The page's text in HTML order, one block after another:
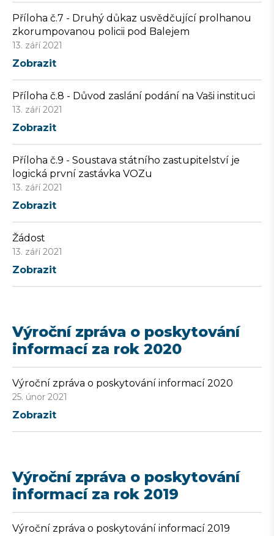
Příloha č.7 - Druhý důkaz usvědčující prolhanou
zkorumpovanou policii pod Balejem
13. září 2021
Zobrazit
Příloha č.8 - Důvod zaslání podání na Vaši instituci
13. září 2021
Zobrazit
Příloha č.9 - Soustava státního zastupitelství je
logická první zastávka VOZu
13. září 2021
Zobrazit
Žádost
13. září 2021
Zobrazit
Výroční zpráva o poskytování
informací za rok 2020
Výroční zpráva o poskytování informací 2020
25. únor 2021
Zobrazit
Výroční zpráva o poskytování
informací za rok 2019
Výroční zpráva o poskytování informací 2019